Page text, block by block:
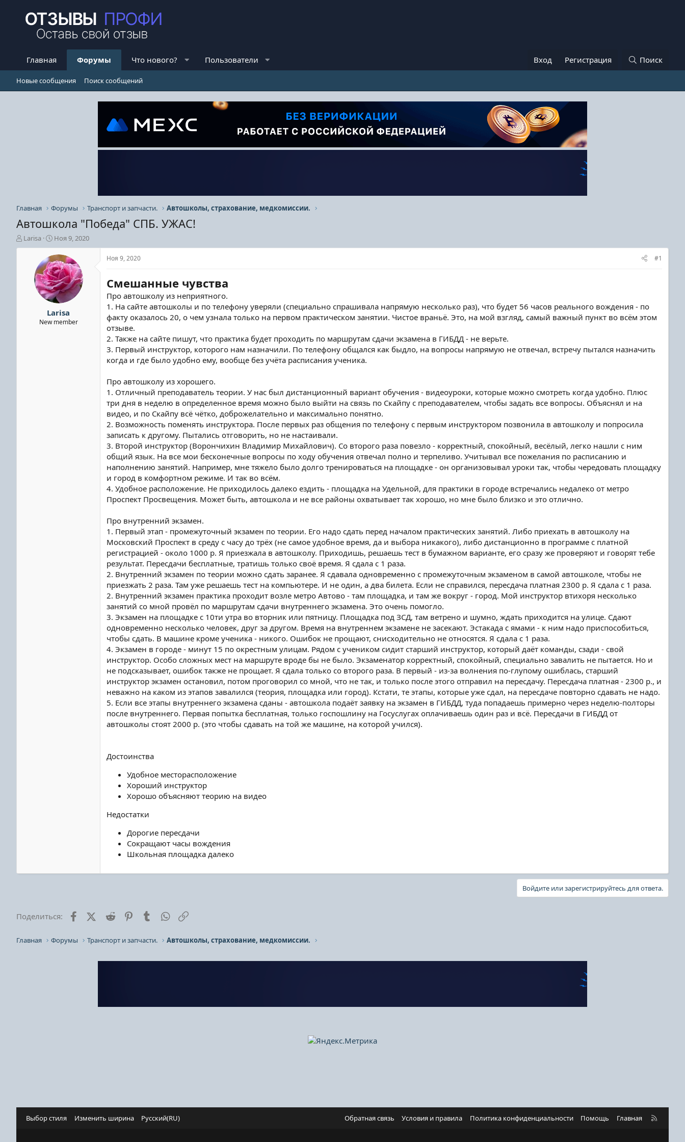
Главная Форумы Что нового? Пользователи Вход Регистрация Поиск
Новые сообщения Поиск сообщений
Главная Форумы Транспорт и запчасти. Автошколы, страхование, медкомиссии.
Автошкола "Победа" СПБ. УЖАС!
А
в
Larisa
Д
а
т
а
н
а
ч
а
л
а
Ноя 9, 2020
Larisa
New member
Ноя 9, 2020 #1
Смешанные чувства
Про автошколу из неприятного.
1. На сайте автошколы и по телефону уверяли (специально спрашивала напрямую несколько раз), что будет 56 часов реального вождения - по
факту оказалось 20, о чем узнала только на первом практическом занятии. Чистое враньё. Это, на мой взгляд, самый важный пункт во всём этом
отзыве.
2. Также на сайте пишут, что практика будет проходить по маршрутам сдачи экзамена в ГИБДД - не верьте.
3. Первый инструктор, которого нам назначили. По телефону общался как быдло, на вопросы напрямую не отвечал, встречу пытался назначить
когда и где было удобно ему, вообще без учёта расписания ученика.
Про автошколу из хорошего.
1. Отличный преподаватель теории. У нас был дистанционный вариант обучения - видеоуроки, которые можно смотреть когда удобно. Плюс
три дня в неделю в определенное время можно было выйти на связь по Скайпу с преподавателем, чтобы задать все вопросы. Объяснял и на
видео, и по Скайпу всё чётко, доброжелательно и максимально понятно.
2. Возможность поменять инструктора. После первых раз общения по телефону с первым инструктором позвонила в автошколу и попросила
записать к другому. Пытались отговорить, но не настаивали.
3. Второй инструктор (Ворончихин Владимир Михайлович). Со второго раза повезло - корректный, спокойный, весёлый, легко нашли с ним
общий язык. На все мои бесконечные вопросы по ходу обучения отвечал полно и терпеливо. Учитывал все пожелания по расписанию и
наполнению занятий. Например, мне тяжело было долго тренироваться на площадке - он организовывал уроки так, чтобы чередовать площадку
и город в комфортном режиме. И так во всём.
4. Удобное расположение. Не приходилось далеко ездить - площадка на Удельной, для практики в городе встречались недалеко от метро
Проспект Просвещения. Может быть, автошкола и не все районы охватывает так хорошо, но мне было близко и это отлично.
Про внутренний экзамен.
1. Первый этап - промежуточный экзамен по теории. Его надо сдать перед началом практических занятий. Либо приехать в автошколу на
Московский Проспект в среду с часу до трёх (не самое удобное время, да и выбора никакого), либо дистанционно в программе с платной
регистрацией - около 1000 р. Я приезжала в автошколу. Приходишь, решаешь тест в бумажном варианте, его сразу же проверяют и говорят тебе
результат. Пересдачи бесплатные, тратишь только своё время. Я сдала с 1 раза.
2. Внутренний экзамен по теории можно сдать заранее. Я сдавала одновременно с промежуточным экзаменом в самой автошколе, чтобы не
приезжать 2 раза. Там уже решаешь тест на компьютере. И не один, а два билета. Если не справился, пересдача платная 2300 р. Я сдала с 1 раза.
2. Внутренний экзамен практика проходит возле метро Автово - там площадка, и там же вокруг - город. Мой инструктор втихоря несколько
занятий со мной провёл по маршрутам сдачи внутреннего экзамена. Это очень помогло.
3. Экзамен на площадке с 10ти утра во вторник или пятницу. Площадка под ЗСД, там ветрено и шумно, ждать приходится на улице. Сдают
одновременно несколько человек, друг за другом. Время на внутреннем экзамене не засекают. Эстакада с ямами - к ним надо приспособиться,
чтобы сдать. В машине кроме ученика - никого. Ошибок не прощают, снисходительно не относятся. Я сдала с 1 раза.
4. Экзамен в городе - минут 15 по окрестным улицам. Рядом с учеником сидит старший инструктор, который даёт команды, сзади - свой
инструктор. Особо сложных мест на маршруте вроде бы не было. Экзаменатор корректный, спокойный, специально завалить не пытается. Но и
не подсказывает, ошибок также не прощает. Я сдала только со второго раза. В первый - из-за волнения по-глупому ошиблась, старший
инструктор экзамен остановил, потом проговорил со мной, что не так, и только после этого отправил на пересдачу. Пересдача платная - 2300 р., и
неважно на каком из этапов завалился (теория, площадка или город). Кстати, те этапы, которые уже сдал, на пересдаче повторно сдавать не надо.
5. Если все этапы внутреннего экзамена сданы - автошкола подаёт заявку на экзамен в ГИБДД, туда попадаешь примерно через неделю-полторы
после внутреннего. Первая попытка бесплатная, только госпошлину на Госуслугах оплачиваешь один раз и всё. Пересдачи в ГИБДД от
автошколы стоят 2000 р. (это чтобы сдавать на той же машине, на которой учился).
Достоинства
Удобное месторасположение
Хороший инструктор
Хорошо объясняют теорию на видео
Недостатки
Дорогие пересдачи
Сокращают часы вождения
Школьная площадка далеко
Войдите или зарегистрируйтесь для ответа.
Поделиться: FacebookX (Twitter)
Reddit PinterestTumblr WhatsApp
Главная Форумы Транспорт и запчасти. Автошколы, страхование, медкомиссии.
Выбор стиля Изменить ширина Русский(RU) Обратная связь Условия и правила Политика конфиденциальности Помощь Главная
R